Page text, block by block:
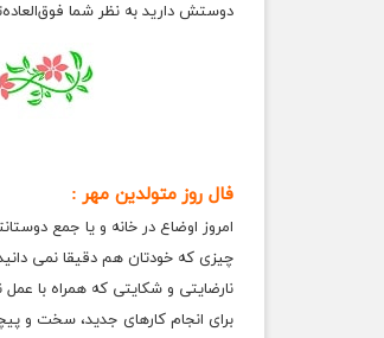
دوستش دارید به نظر شما
فال روز متولدین مهر :
امروز اوضاع در خانه و یا جمع
چیزی که خودتان هم دقیقا نمی
نارضایتی و شکایتی که همراه با
برای انجام کارهای جدید، سخت و